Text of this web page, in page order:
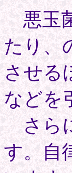
悪玉
たり、
させる
などを
さら
す。自